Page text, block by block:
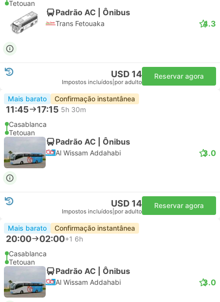
Tetouan
Padrão AC | Ônibus
Trans Fetouaka 4.3
USD 14
Impostos incluídos por adulto
Reservar agora
Mais barato Confirmação instantânea
11:45 17:15 5h 30m
Casablanca
Tetouan
Padrão AC | Ônibus
Al Wissam Addahabi 3.0
USD 14
Impostos incluídos por adulto
Reservar agora
Mais barato Confirmação instantânea
20:00 02:00+1 6h
Casablanca
Tetouan
Padrão AC | Ônibus
Al Wissam Addahabi 3.0